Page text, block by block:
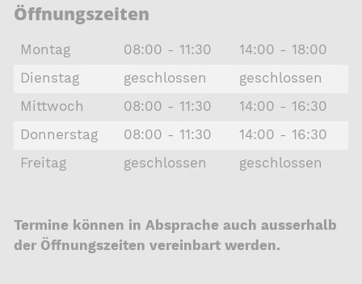
Öffnungszeiten
Montag 08:00 - 11:30
14:00 - 18:00
Dienstag
geschlossen
geschlossen
Mittwoch
08:00 - 11:30
14:00 - 16:30
Donnerstag
08:00 - 11:30
14:00 - 16:30
Freitag
geschlossen geschlossen
Termine können in Absprache auch ausserhalb
der Öffnungszeiten vereinbart werden.